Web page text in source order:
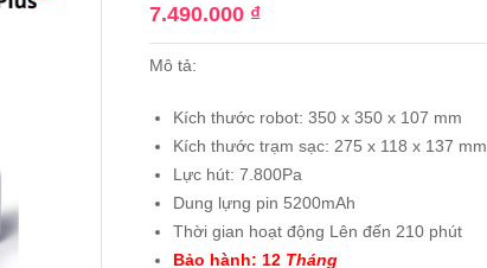
7.490.000 ₫
Mô tả:
Kích thước robot: 350 x 350 x 107 mm
Kích thước trạm sạc: 275 x 118 x 137 mm
Lực hút: 7.800Pa
Dung lựng pin 5200mAh
Thời gian hoạt động Lên đến 210 phút
Bảo hành: 12 Tháng